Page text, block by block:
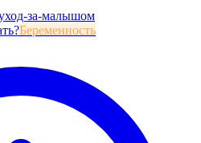
за-малышом
Беременность